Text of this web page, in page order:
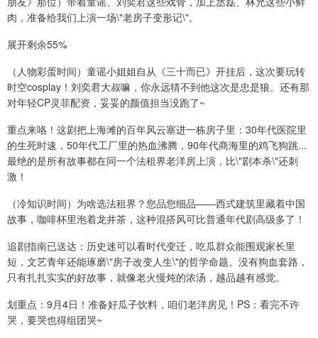
肉，准备给我们上演一场\"老房子变形记\"。
展开剩余55%
（人物彩蛋时间）童谣小姐姐自从《三十而已》开挂后，这次要玩转
时空cosplay！刘奕君大叔嘛，你永远猜不到他这次是忠是狼。还有那
对年轻CP灵菲配资，妥妥的颜值担当没跑了~
重点来咯！这剧把上海滩的百年风云塞进一栋房子里：30年代医院里
的生死时速，50年代工厂里的热血沸腾，90年代商海里的鸡飞狗跳...
最绝的是所有故事都在同一个法租界老洋房上演，比\"剧本杀\"还刺
激！
（冷知识时间）为啥选法租界？您品您细品——西式建筑里藏着中国
故事，咖啡杯里泡着龙井茶，这种混搭风可比普通年代剧高级多了！
追剧指南已送达：历史迷可以看时代变迁，吃瓜群众能围观家长里
短，文艺青年还能琢磨\"房子改变人生\"的哲学命题。没有狗血套路，
只有扎扎实实的好故事，就像老火慢炖的浓汤，越品越有感觉。
划重点：9月4日！准备好瓜子饮料，咱们老洋房见！PS：看完不许
哭，要哭也得组团哭~